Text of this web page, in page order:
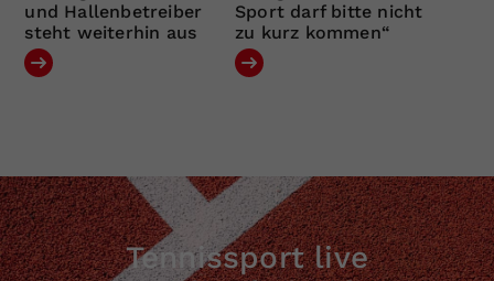
und Hallenbetreiber
steht weiterhin aus
Sport darf bitte nicht
zu kurz kommen“
Tennissport live